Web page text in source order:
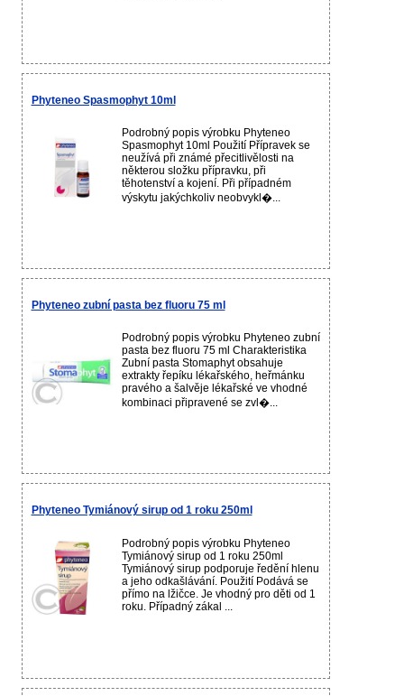
Phyteneo Spasmophyt 10ml
Podrobný popis výrobku Phyteneo
Spasmophyt 10ml Použití Přípravek se
neužívá při známé přecitlivělosti na
některou složku přípravku, při
těhotenství a kojení. Při případném
výskytu jakýchkoliv neobvykl�...
Phyteneo zubní pasta bez fluoru 75 ml
Podrobný popis výrobku Phyteneo zubní
pasta bez fluoru 75 ml Charakteristika
Zubní pasta Stomaphyt obsahuje
extrakty řepíku lékařského, heřmánku
pravého a šalvěje lékařské ve vhodné
kombinaci připravené se zvl�...
Phyteneo Tymiánový sirup od 1 roku 250ml
Podrobný popis výrobku Phyteneo
Tymiánový sirup od 1 roku 250ml
Tymiánový sirup podporuje ředění hlenu
a jeho odkašlávání. Použití Podává se
přímo na lžičce. Je vhodný pro děti od 1
roku. Případný zákal ...